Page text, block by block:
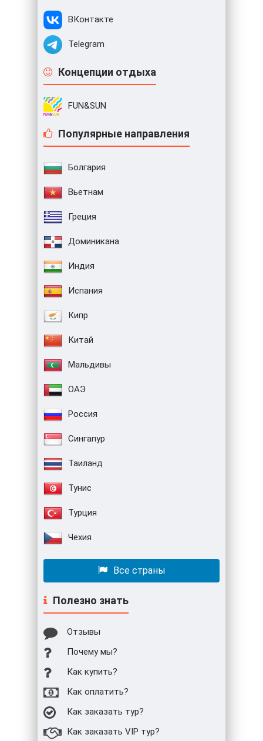
ВКонтакте
Telegram
Концепции отдыха
FUN&SUN
Популярные направления
Болгария
Вьетнам
Греция
Доминикана
Индия
Испания
Кипр
Китай
Мальдивы
ОАЭ
Россия
Сингапур
Таиланд
Тунис
Турция
Чехия
Все страны
Полезно знать
Отзывы
Почему мы?
Как купить?
Как оплатить?
Как заказать тур?
Как заказать VIP тур?